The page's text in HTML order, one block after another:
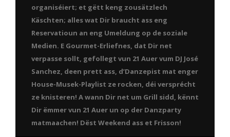
organiséiert; et gëtt keng zousätzlech
Käschten; alles wat Dir braucht ass eng
Reservatioun an eng Umeldung op de soziale
Medien. E Gourmet-Erliefnes, dat Dir net
verpasse sollt, gefollegt vun 21 Auer vum DJ José
Sanchez, deen prett ass, d’Danzepist mat enger
House-Musek-Playlist ze rocken, déi versprécht
ze knisteren! A wann Dir net um Grill sidd, kënnt
Dir ëmmer vun 21 Auer un op der Danzparty
matmaachen! Dëst Weekend ass et Frisson!